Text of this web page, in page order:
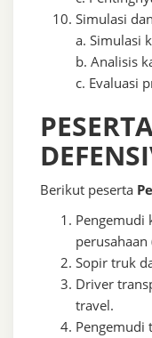
Simulasi
a. Simulasi
b. Analisis
c. Evaluasi
Berikut peserta
Pengemudi
Sopir truk
Driver
travel.
Pengemudi